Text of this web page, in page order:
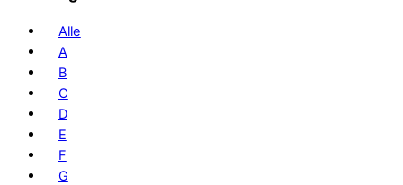
Alle
A
B
C
D
E
F
G